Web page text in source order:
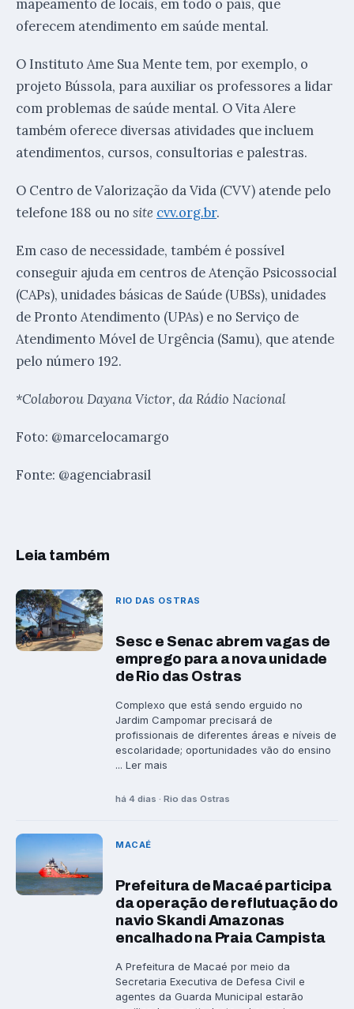
mapeamento de locais, em todo o país, que
oferecem atendimento em saúde mental.
O Instituto Ame Sua Mente tem, por exemplo, o
projeto Bússola, para auxiliar os professores a lidar
com problemas de saúde mental. O Vita Alere
também oferece diversas atividades que incluem
atendimentos, cursos, consultorias e palestras.
O Centro de Valorização da Vida (CVV) atende pelo
telefone 188 ou no site cvv.org.br.
Em caso de necessidade, também é possível
conseguir ajuda em centros de Atenção Psicossocial
(CAPs), unidades básicas de Saúde (UBSs), unidades
de Pronto Atendimento (UPAs) e no Serviço de
Atendimento Móvel de Urgência (Samu), que atende
pelo número 192.
*Colaborou Dayana Victor, da Rádio Nacional
Foto: @marcelocamargo
Fonte: @agenciabrasil
Leia também
RIO DAS OSTRAS
Sesc e Senac abrem vagas de
emprego para a nova unidade
de Rio das Ostras
Complexo que está sendo erguido no
Jardim Campomar precisará de
profissionais de diferentes áreas e níveis de
escolaridade; oportunidades vão do ensino
... Ler mais
há 4 dias · Rio das Ostras
MACAÉ
Prefeitura de Macaé participa
da operação de reflutuação do
navio Skandi Amazonas
encalhado na Praia Campista
A Prefeitura de Macaé por meio da
Secretaria Executiva de Defesa Civil e
agentes da Guarda Municipal estarão